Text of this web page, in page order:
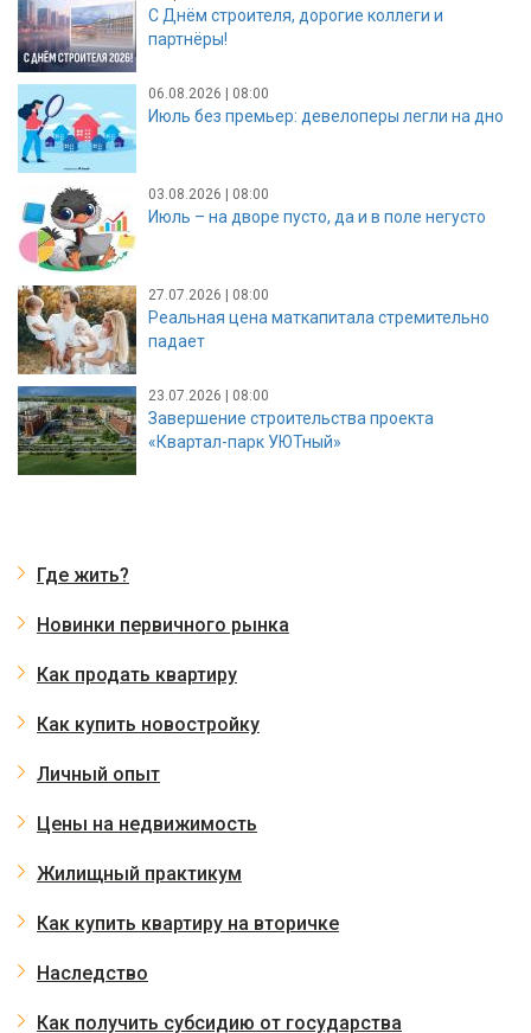
С Днём строителя, дорогие коллеги и
партнёры!
06.08.2026 | 08:00
Июль без премьер: девелоперы легли на дно
03.08.2026 | 08:00
Июль – на дворе пусто, да и в поле негусто
27.07.2026 | 08:00
Реальная цена маткапитала стремительно
падает
23.07.2026 | 08:00
Завершение строительства проекта
«Квартал-парк УЮТный»
Где жить?
Новинки первичного рынка
Как продать квартиру
Как купить новостройку
Личный опыт
Цены на недвижимость
Жилищный практикум
Как купить квартиру на вторичке
Наследство
Как получить субсидию от государства